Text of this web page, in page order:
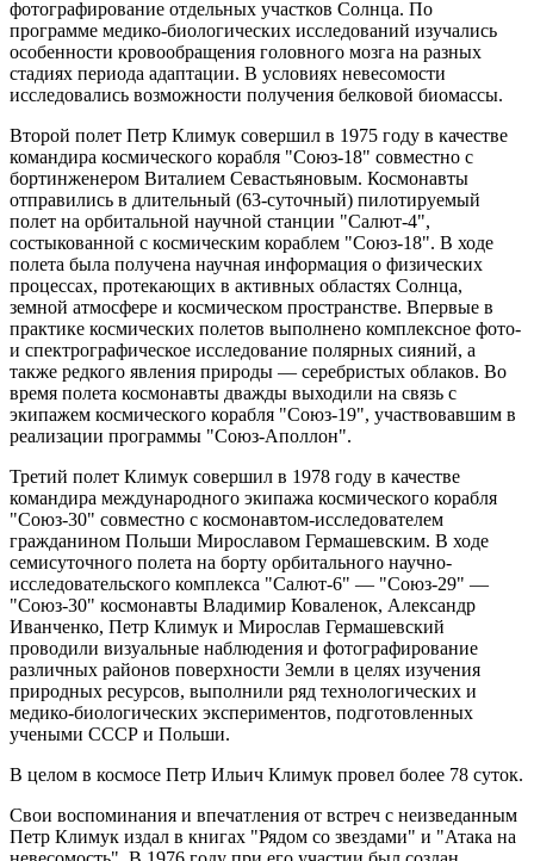
фотографирование отдельных участков Солнца. По
программе медико-биологических исследований изучались
особенности кровообращения головного мозга на разных
стадиях периода адаптации. В условиях невесомости
исследовались возможности получения белковой биомассы.
Второй полет Петр Климук совершил в 1975 году в качестве
командира космического корабля "Союз-18" совместно с
бортинженером Виталием Севастьяновым. Космонавты
отправились в длительный (63-суточный) пилотируемый
полет на орбитальной научной станции "Салют-4",
состыкованной с космическим кораблем "Союз-18". В ходе
полета была получена научная информация о физических
процессах, протекающих в активных областях Солнца,
земной атмосфере и космическом пространстве. Впервые в
практике космических полетов выполнено комплексное фото-
и спектрографическое исследование полярных сияний, а
также редкого явления природы — серебристых облаков. Во
время полета космонавты дважды выходили на связь с
экипажем космического корабля "Союз-19", участвовавшим в
реализации программы "Союз-Аполлон".
Третий полет Климук совершил в 1978 году в качестве
командира международного экипажа космического корабля
"Союз-30" совместно с космонавтом-исследователем
гражданином Польши Мирославом Гермашевским. В ходе
семисуточного полета на борту орбитального научно-
исследовательского комплекса "Салют-6" — "Союз-29" —
"Союз-30" космонавты Владимир Коваленок, Александр
Иванченко, Петр Климук и Мирослав Гермашевский
проводили визуальные наблюдения и фотографирование
различных районов поверхности Земли в целях изучения
природных ресурсов, выполнили ряд технологических и
медико-биологических экспериментов, подготовленных
учеными СССР и Польши.
В целом в космосе Петр Ильич Климук провел более 78 суток.
Свои воспоминания и впечатления от встреч с неизведанным
Петр Климук издал в книгах "Рядом со звездами" и "Атака на